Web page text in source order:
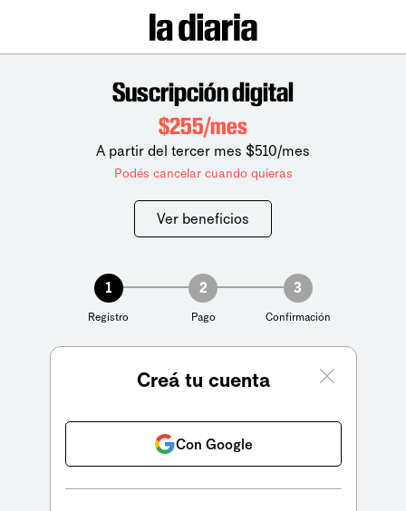
Suscripción digital
$255/mes
A partir del tercer mes $510/mes
Podés cancelar cuando quieras
Ver beneficios
1
Registro
2
Pago
3
Confirmación
Creá tu cuenta
Con Google